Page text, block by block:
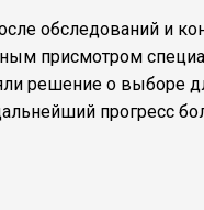
обследований и
присмотром
решение о выборе
прогресс